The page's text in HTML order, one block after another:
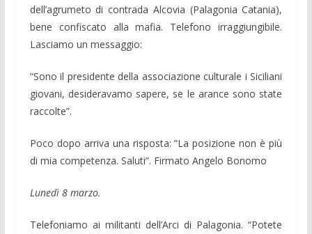
dell’agrumeto di contrada Alcovia (Palagonia Catania),
bene confiscato alla mafia. Telefono irraggiungibile.
Lasciamo un messaggio:
“Sono il presidente della associazione culturale i Siciliani
giovani, desideravamo sapere, se le arance sono state
raccolte”.
Poco dopo arriva una risposta: “La posizione non è più
di mia competenza. Saluti”. Firmato Angelo Bonomo
Lunedì 8 marzo.
Telefoniamo ai militanti dell’Arci di Palagonia. “Potete